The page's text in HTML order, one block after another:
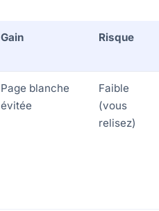
Gain Risque
Page blanche
évitée
Faible
(vous
relisez)